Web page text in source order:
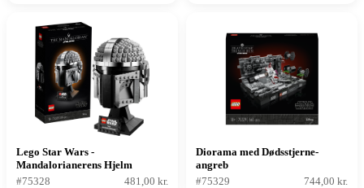
Lego Star Wars -
Mandalorianerens Hjelm
#75328
481,00 kr.
Diorama med Dødsstjerne-
angreb
#75329
744,00 kr.